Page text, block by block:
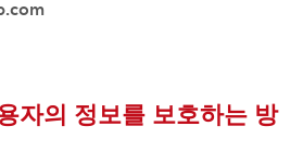
자의 정보를 보호하는 방